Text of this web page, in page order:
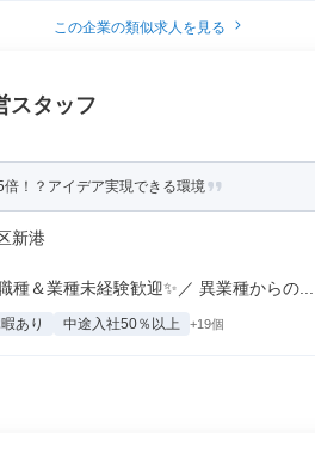
この企業の類似求人を見る
スタッフ
！？アイデア実現できる環境
新港
種＆業種未経験歓迎✨／ 異業種からの...
あり 中途入社50％以上 +19個